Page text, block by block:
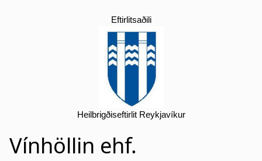
Eftirlitsaðili
Heilbrigðiseftirlit Reykjavíkur
Vínhöllin ehf.